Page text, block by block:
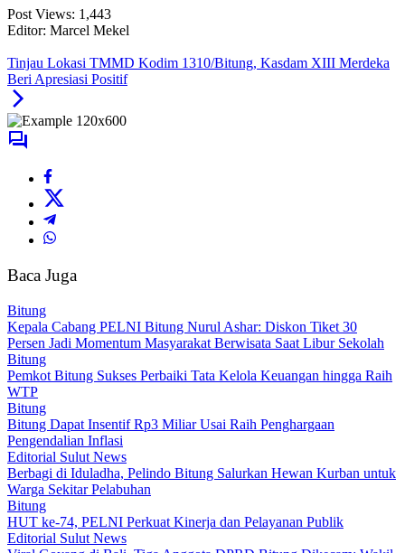
Post Views: 1,443
Editor: Marcel Mekel
Tinjau Lokasi TMMD Kodim 1310/Bitung, Kasdam XIII Merdeka
Beri Apresiasi Positif
Baca Juga
Bitung
Kepala Cabang PELNI Bitung Nurul Ashar: Diskon Tiket 30
Persen Jadi Momentum Masyarakat Berwisata Saat Libur Sekolah
Bitung
Pemkot Bitung Sukses Perbaiki Tata Kelola Keuangan hingga Raih
WTP
Bitung
Bitung Dapat Insentif Rp3 Miliar Usai Raih Penghargaan
Pengendalian Inflasi
Editorial Sulut News
Berbagi di Iduladha, Pelindo Bitung Salurkan Hewan Kurban untuk
Warga Sekitar Pelabuhan
Bitung
HUT ke-74, PELNI Perkuat Kinerja dan Pelayanan Publik
Editorial Sulut News